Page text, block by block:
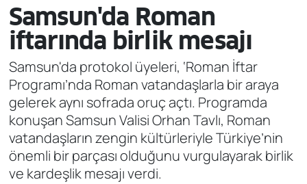
Samsun'da Roman
iftarında birlik mesajı
Samsun'da protokol üyeleri, ‘Roman İftar
Programı’nda Roman vatandaşlarla bir araya
gelerek aynı sofrada oruç açtı. Programda
konuşan Samsun Valisi Orhan Tavlı, Roman
vatandaşların zengin kültürleriyle Türkiye’nin
önemli bir parçası olduğunu vurgulayarak birlik
ve kardeşlik mesajı verdi.
Asayiş
Bilim ve Teknoloji
Bölge
Dünya
Ekonomi
Tüm Manşetler
Son Dakika Haberleri
Haber Arşivi